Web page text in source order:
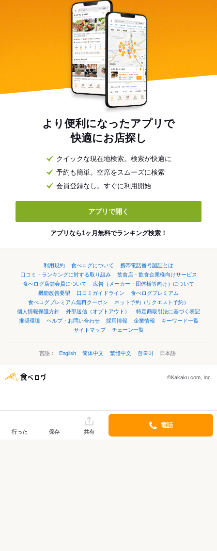
より便利になったアプリで
快適にお店探し
クイックな現在地検索。検索が快適に
予約も簡単。空席をスムーズに検索
会員登録なし。すぐに利用開始
アプリで開く
アプリなら1ヶ月無料でランキング検索！
利用規約 食べログについて
携帯電話番号認証とは
口コミ・ランキングに対する取り組み
飲食店・飲食企業様向けサービス
食べログ店舗会員について
広告（メーカー・団体様等向け）について
機能改善要望
口コミガイドライン
食べログプレミアム
食べログプレミアム無料クーポン
ネット予約（リクエスト予約）
個人情報保護方針
外部送信（オプトアウト）
特定商取引法に基づく表記
推奨環境
ヘルプ・お問い合わせ 採用情報 企業情報
キーワード一覧
サイトマップ
チェーン一覧
言語： English 简体中文 繁體中文 한국어 日本語
©Kakaku.com, Inc.
行った 保存 共有
電話